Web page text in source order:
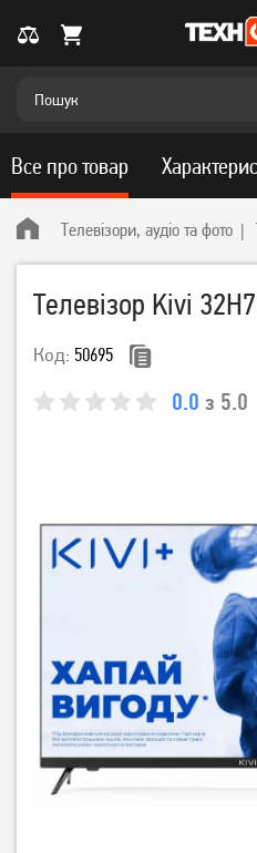
Телевізори, аудіо та фото
Телевізор Kivi
Код: 50695
0.0 з 5.0
Все про товар